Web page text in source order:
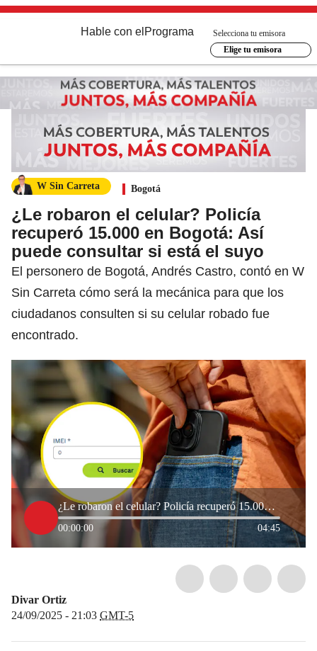
Hable con el Programa
Selecciona tu emisora
Elige tu emisora
W Sin Carreta Bogotá
¿Le robaron el celular? Policía
recuperó 15.000 en Bogotá: Así
puede consultar si está el suyo
El personero de Bogotá, Andrés Castro, contó en W
Sin Carreta cómo será la mecánica para que los
ciudadanos consulten si su celular robado fue
encontrado.
¿Le robaron el celular? Policía recuperó 15.000 en Bogotá: Así puede consultar si está el suyo
00:00:00 04:45
Divar Ortiz
24/09/2025 - 21:03 GMT-5